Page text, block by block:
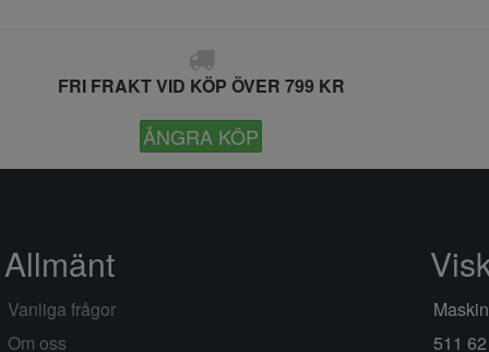
FRI FRAKT VID KÖP ÖVER 799 KR
ÅNGRA KÖP
Allmänt
Vanliga frågor
Om oss
511